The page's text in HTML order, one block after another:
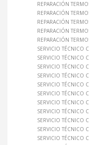
REPARACIÓN
REPARACIÓN
REPARACIÓN
REPARACIÓN
REPARACIÓN
SERVICIO TÉCNICO
SERVICIO TÉCNICO
SERVICIO TÉCNICO
SERVICIO TÉCNICO
SERVICIO TÉCNICO
SERVICIO TÉCNICO
SERVICIO TÉCNICO
SERVICIO TÉCNICO
SERVICIO TÉCNICO
SERVICIO TÉCNICO
SERVICIO TÉCNICO